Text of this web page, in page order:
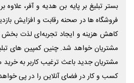
بستر تبلیغ بر پایه بن هدیه و آفر،
فروشگاه ها در صحنه رقابت و افزایش
کاهش هزینه و ایجاد تجربه‌ای لذت بخش
مشتریان خواهد شد. چنین کمپین های
مشتریان جدید باعث ترغیب کاربر به
کسب و کار در فضای آنلاین را در پی